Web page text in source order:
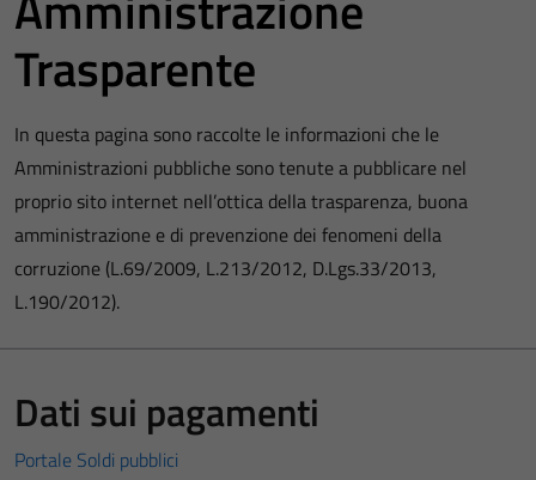
Trasparente
In questa pagina sono raccolte le informazioni che le
Amministrazioni pubbliche sono tenute a pubblicare nel
proprio sito internet nell’ottica della trasparenza, buona
amministrazione e di prevenzione dei fenomeni della
corruzione (L.69/2009, L.213/2012, D.Lgs.33/2013,
L.190/2012).
Dati sui pagamenti
Portale Soldi pubblici